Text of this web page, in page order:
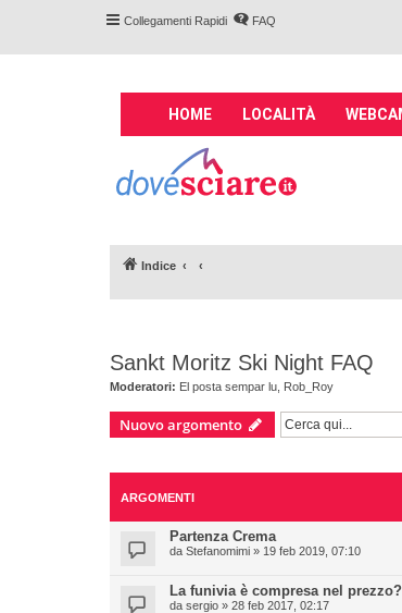
Collegamenti Rapidi FAQ
M
n
n
v
i
g
i
o
n
HOME LOCALITÀ
Indice
Sankt Moritz Ski Night FAQ
Moderatori: El posta sempar lu Rob_Roy
Nuovo argomento
ARGOMENTI
Partenza Crema
da Stefanomimi » 19 feb 2019, 07:10
La funivia è compresa nel prezzo?
da sergio » 28 feb 2017, 02:17